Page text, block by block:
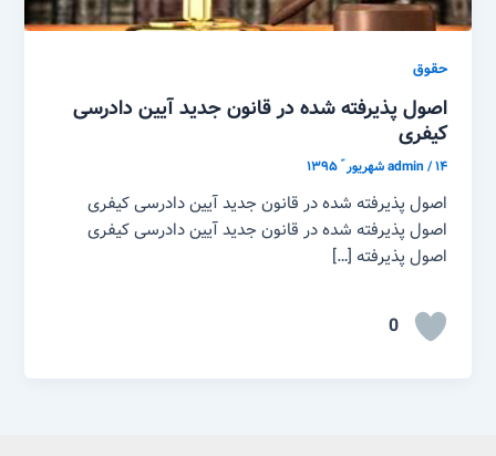
حقوق
اصول پذیرفته شده در قانون جدید آیین دادرسی
کیفری
admin/۱۴ شهریور ّ ۱۳۹۵
اصول پذیرفته شده در قانون جدید آیین دادرسی کیفری
اصول پذیرفته شده در قانون جدید آیین دادرسی کیفری
اصول پذیرفته […]
0